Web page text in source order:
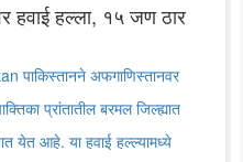
हवाई हल्ला, १५ जण ठार
अफगाणिस्तानवर
प्रांतातील बरमल जिल्ह्यात
येत आहे. या हवाई हल्ल्यामध्ये